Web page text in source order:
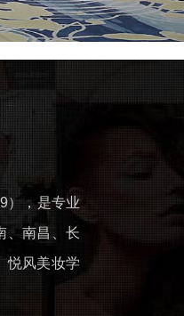
），是专业
、南昌、长
悦风美妆学